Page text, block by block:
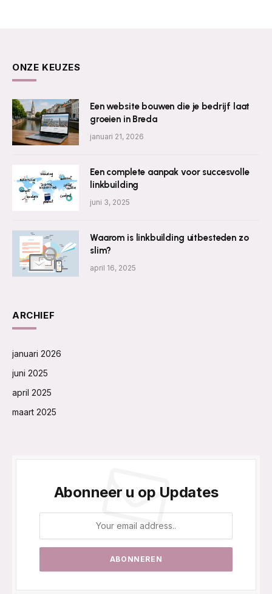
ONZE KEUZES
Een website bouwen die je bedrijf laat
groeien in Breda
januari 21, 2026
Een complete aanpak voor succesvolle
linkbuilding
juni 3, 2025
Waarom is linkbuilding uitbesteden zo
slim?
april 16, 2025
ARCHIEF
januari 2026
juni 2025
april 2025
maart 2025
Abonneer u op Updates